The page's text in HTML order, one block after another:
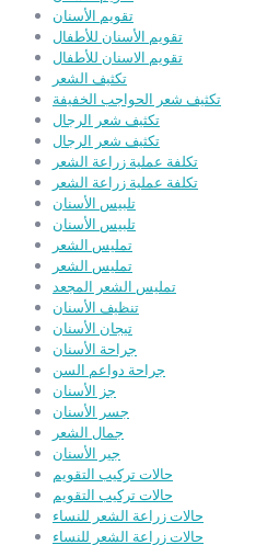
تقويم الأسنان
تقويم الأسنان للأطفال
تقويم الاسنان للأطفال
تكثيف الشعر
تكثيف شعر الحواجب الخفيفة
تكثيف شعر الرجال
تكثيف شعر الرجال
تكلفة عملية زراعة الشعر
تكلفة عملية زراعة الشعر
تلبيس الأسنان
تلبيس الأسنان
تمليس الشعر
تمليس الشعر
تمليس الشعر المجعد
تنظيف الأسنان
تيجان الأسنان
جراحة الأسنان
جراحة دواعم السن
جز الأسنان
جسر الأسنان
جمال الشعر
جير الأسنان
حالات تركيب التقويم
حالات تركيب التقويم
حالات زراعة الشعر للنساء
حالات زراعة الشعر للنساء